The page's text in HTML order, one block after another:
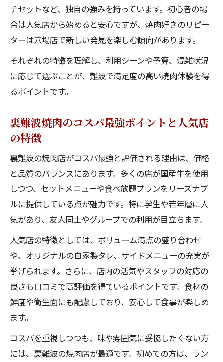
チセットなど、独自の強みを持っています。初心者の場
合は人気店から始めると安心ですが、焼肉好きのリピー
ターは穴場店で新しい発見を楽しむ傾向があります。
それぞれの特徴を理解し、利用シーンや予算、混雑状況
に応じて選ぶことが、難波で満足度の高い焼肉体験を得
るポイントです。
裏難波焼肉のコスパ最強ポイントと人気店
の特徴
裏難波の焼肉店がコスパ最強と評価される理由は、価格
と品質のバランスにあります。多くの店が国産牛を使用
しつつ、セットメニューや食べ放題プランをリーズナブ
ルに提供している点が魅力です。特に学生や若年層に人
気があり、友人同士やグループでの利用が目立ちます。
人気店の特徴としては、ボリューム満点の盛り合わせ
や、オリジナルの自家製タレ、サイドメニューの充実が
挙げられます。さらに、店内の活気やスタッフの対応の
良さも口コミで高評価を得ているポイントです。食材の
鮮度や衛生面にも配慮しており、安心して食事が楽しめ
ます。
コスパを重視しつつも、味や雰囲気に妥協したくない方
には、裏難波の焼肉店が最適です。初めての方は、ラン